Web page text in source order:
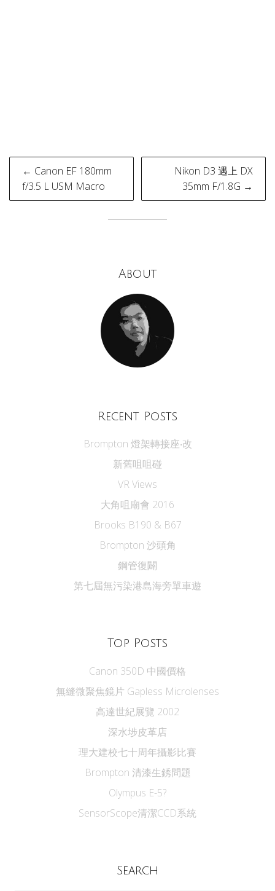
Post
navigation
← Canon EF 180mm
f/3.5 L USM Macro
Nikon D3 遇上 DX
35mm F/1.8G →
About
Recent Posts
Brompton 燈架轉接座‧改
新舊咀咀碰
VR Views
大角咀廟會 2016
Brooks B190 & B67
Brompton 沙頭角
鋼管復闢
第七屆無污染港島海旁單車遊
Top Posts
Canon 350D 中國價格
無縫微聚焦鏡片 Gapless Microlenses
高達世紀展覽 2002
深水埗皮革店
理大建校七十周年攝影比賽
Brompton 清漆生銹問題
Olympus E-5?
SensorScope清潔CCD系統
Search